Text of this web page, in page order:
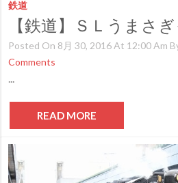
鉄道
【鉄道】ＳＬうまさ
Posted On 8月 30, 2016 At 12:00 Am
Comments
READ MORE